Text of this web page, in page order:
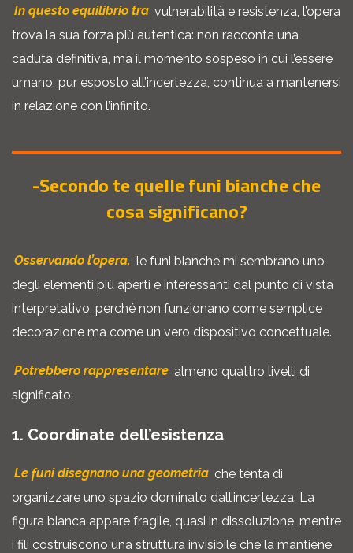
In questo equilibrio tra vulnerabilità e resistenza, l’opera
trova la sua forza più autentica: non racconta una
caduta definitiva, ma il momento sospeso in cui l’essere
umano, pur esposto all’incertezza, continua a mantenersi
in relazione con l’infinito.
-Secondo te quelle funi bianche che
cosa significano?
Osservando l’opera, le funi bianche mi sembrano uno
degli elementi più aperti e interessanti dal punto di vista
interpretativo, perché non funzionano come semplice
decorazione ma come un vero dispositivo concettuale.
Potrebbero rappresentare almeno quattro livelli di
significato:
1. Coordinate dell’esistenza
Le funi disegnano una geometria che tenta di
organizzare uno spazio dominato dall’incertezza. La
figura bianca appare fragile, quasi in dissoluzione, mentre
i fili costruiscono una struttura invisibile che la mantiene